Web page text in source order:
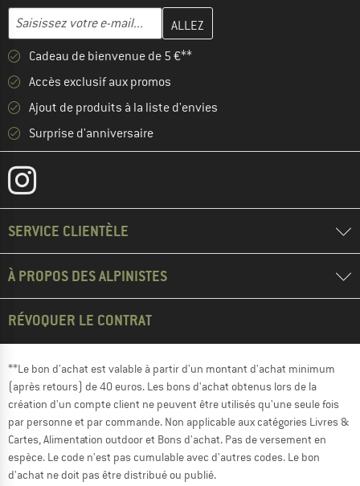
Adresse e-mail
Entrez votre adresse e-mail ici et créez votre compte client à la
Cadeau de bienvenue de 5 €**
Accès exclusif aux promos
Ajout de produits à la liste d'envies
Surprise d'anniversaire
SERVICE CLIENTÈLE
À PROPOS DES ALPINISTES
RÉVOQUER LE CONTRAT
**Le bon d'achat est valable à partir d'un montant d'achat minimum
(après retours) de 40 euros. Les bons d'achat obtenus lors de la
création d'un compte client ne peuvent être utilisés qu'une seule fois
par personne et par commande. Non applicable aux catégories Livres &
Cartes, Alimentation outdoor et Bons d'achat. Pas de versement en
espèce. Le code n'est pas cumulable avec d'autres codes. Le bon
d'achat ne doit pas être distribué ou publié.